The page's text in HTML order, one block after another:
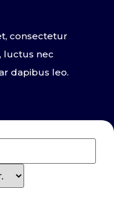
consectetur
luctus nec
dapibus leo.